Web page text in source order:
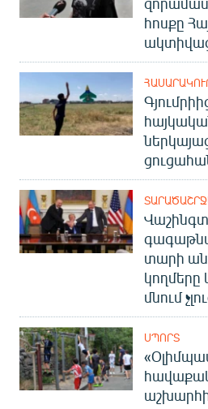
հոսքը
տարի
կողմերը
մնում
ՍՊՈՐՏ